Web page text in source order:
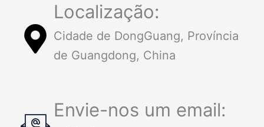
Localização:
Cidade de DongGuang, Província
de Guangdong, China
Envie-nos um email: